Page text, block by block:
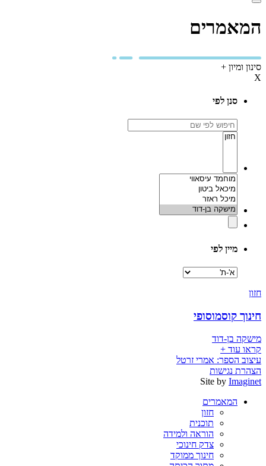
המאמרים
סינון ומיון +
X
סנן לפי
חיפוש
לפי
נושא
מחבר
מיין לפי
מיין
חזון
חינוך קוסמוסופי
מישקה בן-דוד
קראו עוד +
עיצוב הספר: אמרי זרטל
הצהרת נגישות
Site by Imaginet
המאמרים
חזון
תוכנית
הוראה ולמידה
צדק חינוכי
חינוך ממוקד